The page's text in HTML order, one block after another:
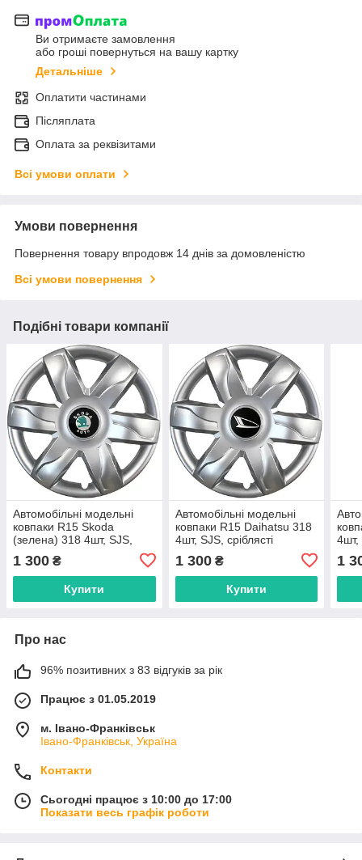
Ви отримаєте замовлення
або гроші повернуться на вашу картку
Детальніше
Оплатити частинами
Післяплата
Оплата за реквізитами
Всі умови оплати
Умови повернення
Повернення товару впродовж 14 днів за домовленістю
Всі умови повернення
Подібні товари компанії
Автомобільні модельні
ковпаки R15 Skoda
(зелена) 318 4шт, SJS,
1 300 ₴
Купити
Автомобільні модельні
ковпаки R15 Daihatsu 318
4шт, SJS, сріблясті
1 300₴
Купити
4шт,
1
Про нас
96% позитивних з 83 відгуків за рік
Працює з 01.05.2019
м. Івано-Франківськ
Івано-Франківськ, Україна
Контакти
Сьогодні працює з 10:00 до 17:00
Показати весь графік роботи